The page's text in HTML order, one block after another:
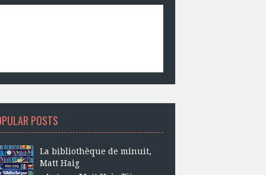
POSTS
La bibliothèque de minuit,
Matt Haig